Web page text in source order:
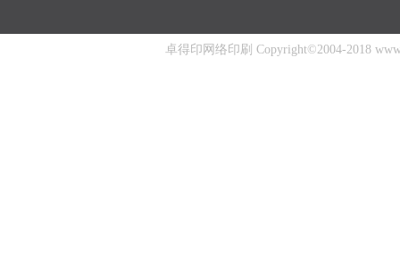
卓得印网络印刷 Copyright©2004-2018